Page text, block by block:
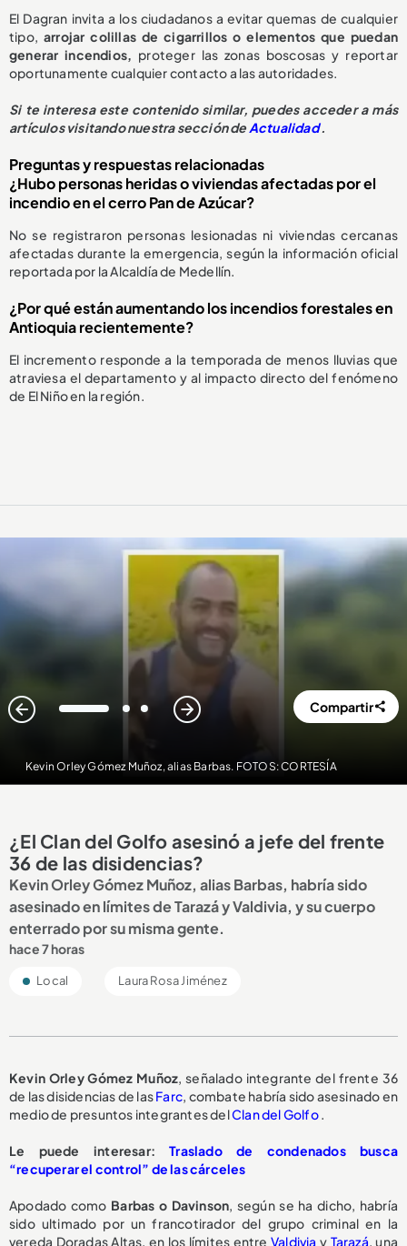
El Dagran invita a los ciudadanos a evitar quemas de cualquier
tipo, arrojar colillas de cigarrillos o elementos que puedan
generar incendios, proteger las zonas boscosas y reportar
oportunamente cualquier contacto a las autoridades.
Si te interesa este contenido similar, puedes acceder a más
artículos visitando nuestra sección deActualidad.
Preguntas y respuestas relacionadas
¿Hubo personas heridas o viviendas afectadas por el
incendio en el cerro Pan de Azúcar?
No se registraron personas lesionadas ni viviendas cercanas
afectadas durante la emergencia, según la información oficial
reportada por la Alcaldía de Medellín.
¿Por qué están aumentando los incendios forestales en
Antioquia recientemente?
El incremento responde a la temporada de menos lluvias que
atraviesa el departamento y al impacto directo del fenómeno
de El Niño en la región.
Kevin Orley Gómez Muñoz, alias Barbas. FOTOS: CORTESÍA
1 2 3 Compartir
¿El Clan del Golfo asesinó a jefe del frente
36 de las disidencias?
Kevin Orley Gómez Muñoz, alias Barbas, habría sido
asesinado en límites de Tarazá y Valdivia, y su cuerpo
enterrado por su misma gente.
hace 7 horas
Local Laura Rosa Jiménez
Kevin Orley Gómez Muñoz, señalado integrante del frente 36
de las disidencias de lasFarc, combate habría sido asesinado en
medio de presuntos integrantes delClan del Golfo.
Le puede interesar:Traslado de condenados busca
“recuperar el control” de las cárceles
Apodado como Barbas o Davinson, según se ha dicho, habría
sido ultimado por un francotirador del grupo criminal en la
vereda Doradas Altas, en los límites entre Valdivia y Tarazá, una